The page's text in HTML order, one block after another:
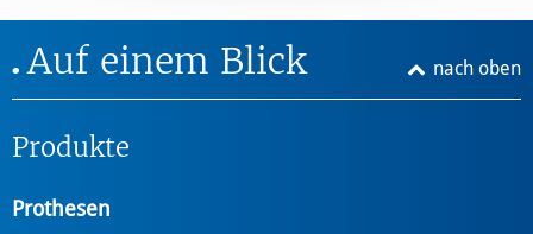
nach oben
Auf einem Blick
Produkte
Prothesen